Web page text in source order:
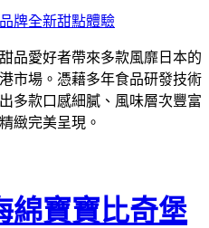
品愛好者帶來多款風靡日本的
市場。憑藉多年食品研發技術
多款口感細膩、風味層次豐富
緻完美呈現。
綿寶寶比奇堡